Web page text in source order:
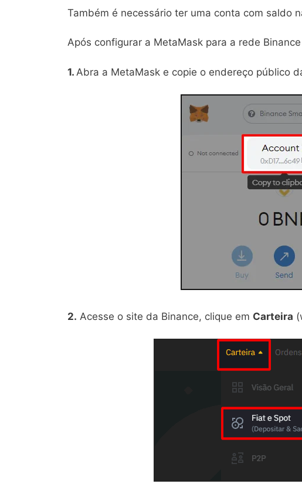
Também é necessário ter uma conta com saldo
Após configurar a MetaMask para a rede
1. Abra a MetaMask e copie o endereço público
2. Acesse o site da Binance, clique em Carteira